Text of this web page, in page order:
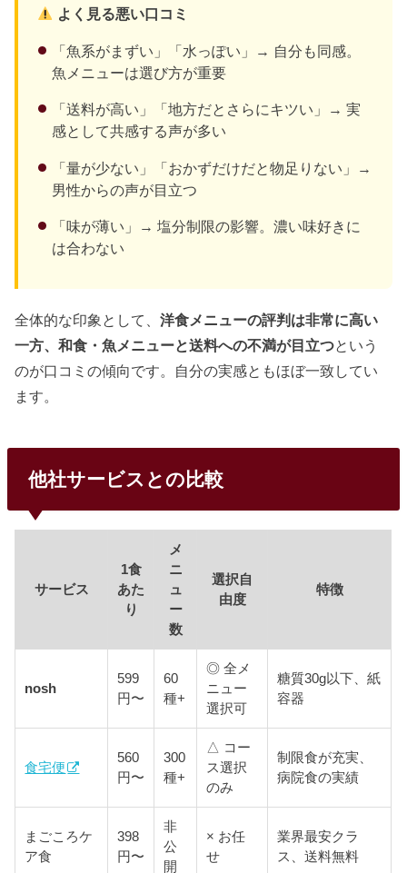
よく見る悪い口コミ
「魚系がまずい」「水っぽい」→ 自分も同感。
魚メニューは選び方が重要
「送料が高い」「地方だとさらにキツい」→ 実
感として共感する声が多い
「量が少ない」「おかずだけだと物足りない」→
男性からの声が目立つ
「味が薄い」→ 塩分制限の影響。濃い味好きに
は合わない
全体的な印象として、洋食メニューの評判は非常に高い
一方、和食・魚メニューと送料への不満が目立つという
のが口コミの傾向です。自分の実感ともほぼ一致してい
ます。
他社サービスとの比較
サービス
1食
あた
り
メ
ニ
ュ
ー
数
選択自
由度
特徴
nosh
599
円〜
60
種+
◎ 全メ
ニュー
選択可
糖質30g以下、紙
容器
食宅便
560
円〜
300
種+
△ コー
ス選択
のみ
制限食が充実、
病院食の実績
まごころケ
ア食
398
円〜
非
公
開
× お任
せ
業界最安クラ
ス、送料無料